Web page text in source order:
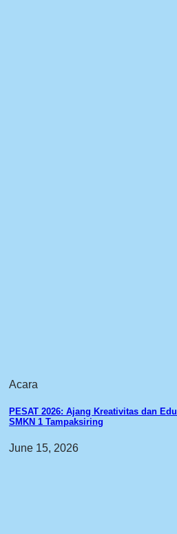
Acara
PESAT 2026: Ajang Kreativitas dan
SMKN 1 Tampaksiring
June 15, 2026